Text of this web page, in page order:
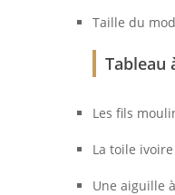
Taille du
Tableau
Les fils
La toile
Une aiguille